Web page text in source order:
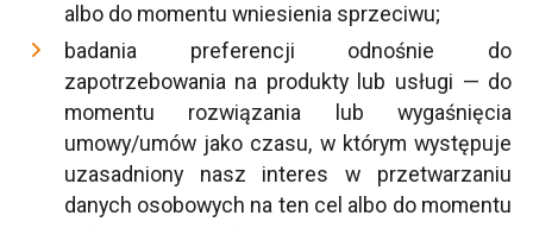
albo do momentu wniesienia sprzeciwu;
badania preferencji odnośnie do
zapotrzebowania na produkty lub usługi — do
momentu rozwiązania lub wygaśnięcia
umowy/umów jako czasu, w którym występuje
uzasadniony nasz interes w przetwarzaniu
danych osobowych na ten cel albo do momentu